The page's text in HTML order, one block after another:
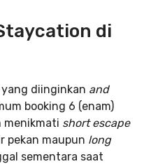
di
diinginkan and
booking 6 (enam)
menikmati short escape
pekan maupun long
sementara saat